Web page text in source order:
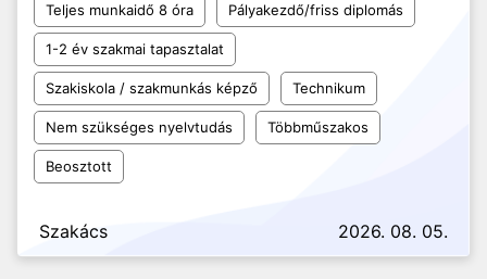
Teljes munkaidő 8 óra Pályakezdő/friss diplomás
1-2 év szakmai tapasztalat
Szakiskola / szakmunkás képző Technikum
Nem szükséges nyelvtudás Többműszakos
Beosztott
Szakács 2026. 08. 05.